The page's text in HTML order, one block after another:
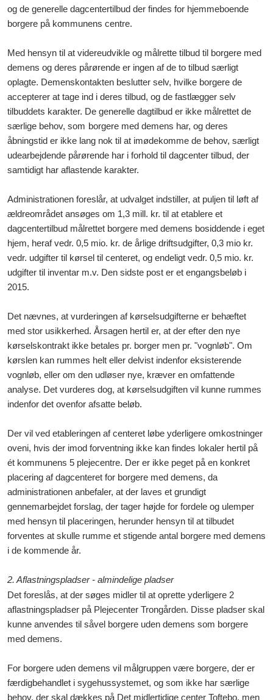
og de generelle dagcentertilbud der findes for hjemmeboende
borgere på kommunens centre.
Med hensyn til at videreudvikle og målrette tilbud til borgere med
demens og deres pårørende er ingen af de to tilbud særligt
oplagte. Demenskontakten beslutter selv, hvilke borgere de
accepterer at tage ind i deres tilbud, og de fastlægger selv
tilbuddets karakter. De generelle dagtilbud er ikke målrettet de
særlige behov, som borgere med demens har, og deres
åbningstid er ikke lang nok til at imødekomme de behov, særligt
udearbejdende pårørende har i forhold til dagcenter tilbud, der
samtidigt har aflastende karakter.
Administrationen foreslår, at udvalget indstiller, at puljen til løft af
ældreområdet ansøges om 1,3 mill. kr. til at etablere et
dagcentertilbud målrettet borgere med demens bosiddende i eget
hjem, heraf vedr. 0,5 mio. kr. de årlige driftsudgifter, 0,3 mio kr.
vedr. udgifter til kørsel til centeret, og endeligt vedr. 0,5 mio. kr.
udgifter til inventar m.v. Den sidste post er et engangsbeløb i
2015.
Det nævnes, at vurderingen af kørselsudgifterne er behæftet
med stor usikkerhed. Årsagen hertil er, at der efter den nye
kørselskontrakt ikke betales pr. borger men pr. "vognløb". Om
kørslen kan rummes helt eller delvist indenfor eksisterende
vognløb, eller om den udløser nye, kræver en omfattende
analyse. Det vurderes dog, at kørselsudgiften vil kunne rummes
indenfor det ovenfor afsatte beløb.
Der vil ved etableringen af centeret løbe yderligere omkostninger
oveni, hvis der imod forventning ikke kan findes lokaler hertil på
ét kommunens 5 plejecentre. Der er ikke peget på en konkret
placering af dagcenteret for borgere med demens, da
administrationen anbefaler, at der laves et grundigt
gennemarbejdet forslag, der tager højde for fordele og ulemper
med hensyn til placeringen, herunder hensyn til at tilbudet
forventes at skulle rumme et stigende antal borgere med demens
i de kommende år.
2. Aflastningspladser - almindelige pladser
Det foreslås, at der søges midler til at oprette yderligere 2
aflastningspladser på Plejecenter Trongården. Disse pladser skal
kunne anvendes til såvel borgere uden demens som borgere
med demens.
For borgere uden demens vil målgruppen være borgere, der er
færdigbehandlet i sygehussystemet, og som ikke har særlige
behov, der skal dækkes på Det midlertidige center Toftebo, men